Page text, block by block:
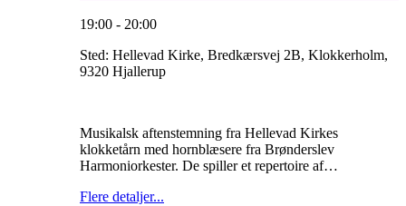
19:00 - 20:00
Sted: Hellevad Kirke, Bredkærsvej 2B, Klokkerholm,
9320 Hjallerup
Musikalsk aftenstemning fra Hellevad Kirkes
klokketårn med hornblæsere fra Brønderslev
Harmoniorkester. De spiller et repertoire af…
Flere detaljer...